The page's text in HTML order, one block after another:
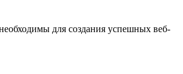
для создания успешных веб-